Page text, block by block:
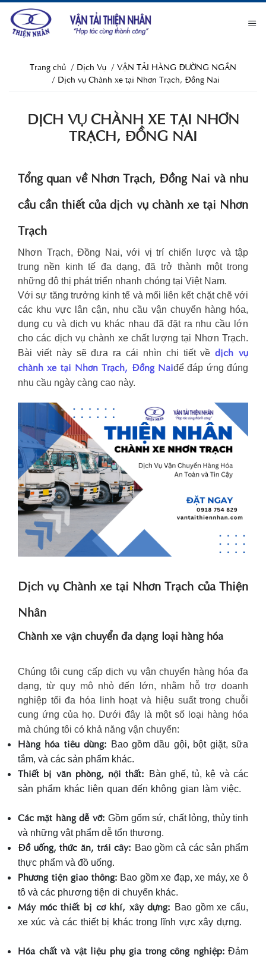
Trang chủ Dịch Vụ
VẬN TẢI HÀNG ĐƯỜNG NGẮN
Dịch vụ Chành xe tại Nhơn Trạch, Đồng Nai
DỊCH VỤ CHÀNH XE TẠI NHƠN
TRẠCH, ĐỒNG NAI
Tổng quan về Nhơn Trạch, Đồng Nai và nhu
cầu cần thiết của dịch vụ chành xe tại Nhơn
Trạch
Nhơn Trạch, Đồng Nai, với vị trí chiến lược và tập
trung nền kinh tế đa dạng, đã trở thành một trong
những đô thị phát triển nhanh chóng tại Việt Nam.
Với sự tăng trưởng kinh tế và mối liên kết chặt chẽ với
các khu vực lân cận, nhu cầu vận chuyển hàng hóa,
dụng cụ và dịch vụ khác nhau đã đặt ra nhu cầu lớn
cho các dịch vụ chành xe chất lượng tại Nhơn Trạch.
Bài viết này sẽ đưa ra cái nhìn chi tiết vềdịch vụ
chành xe tại Nhơn Trạch, Đồng Naiđể đáp ứng đúng
nhu cầu ngày càng cao này.
Dịch vụ Chành xe tại Nhơn Trạch của Thiện
Nhân
Chành xe vận chuyển đa dạng loại hàng hóa
Chúng tôi cung cấp dịch vụ vận chuyển hàng hóa đa
dạng, từ quy mô nhỏ đến lớn, nhằm hỗ trợ doanh
nghiệp tối đa hóa linh hoạt và hiệu suất trong chuỗi
cung ứng của họ. Dưới đây là một số loại hàng hóa
mà chúng tôi có khả năng vận chuyển:
Hàng hóa tiêu dùng: Bao gồm dầu gội, bột giặt, sữa
tắm, và các sản phẩm khác.
Thiết bị văn phòng, nội thất:
Bàn ghế, tủ, kệ và các
sản phẩm khác liên quan đến không gian làm việc.
Các mặt hàng dễ vỡ:Gồm gốm sứ, chất lỏng, thủy tinh
và những vật phẩm dễ tổn thương.
Đồ uống, thức ăn, trái cây: Bao gồm cả các sản phẩm
thực phẩm và đồ uống.
Phương tiện giao thông: Bao gồm xe đạp, xe máy, xe ô
tô và các phương tiện di chuyển khác.
Máy móc thiết bị cơ khí, xây dựng: Bao gồm xe cẩu,
xe xúc và các thiết bị khác trong lĩnh vực xây dựng.
Hóa chất và vật liệu phụ gia trong công nghiệp: Đảm